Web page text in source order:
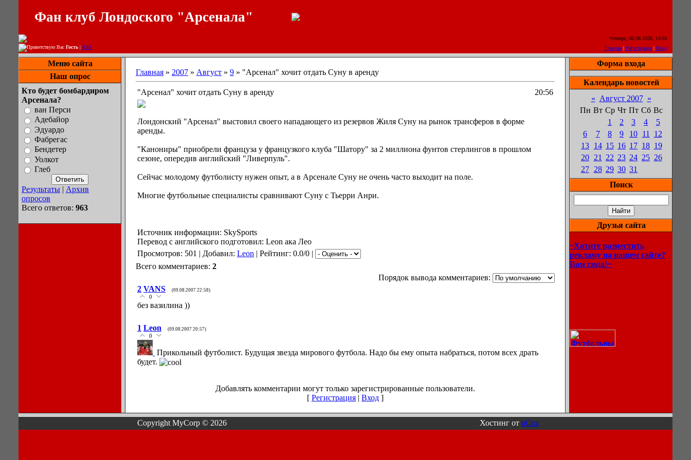
Фан клуб Лондоского "Арсенала"
Четверг, 06.08.2026, 14:01
Приветствую Вас Гость | RSS Главная | Регистрация | Вход
Меню сайта
Наш опрос
Кто будет бомбардиром
Арсенала?
ван Перси
Адебайор
Эдуардо
Фабрегас
Бендетер
Уолкот
Глеб
Результаты | Архив
опросов
Всего ответов: 963
Главная » 2007 » Август » 9 » "Арсенал" хочит отдать Суну в аренду
"Арсенал" хочит отдать Суну в аренду 20:56
Лондонский "Арсенал" выстовил своего нападающего из резервов Жиля Суну на рынок трансферов в форме
аренды.
"Канониры" приобрели француза у французкого клуба "Шатору" за 2 миллиона фунтов стерлингов в прошлом
сезоне, опередив английский "Ливерпуль".
Сейчас молодому футболисту нужен опыт, а в Арсенале Суну не очень часто выходит на поле.
Многие футбольные специалисты сравнивают Суну с Тьерри Анри.
Источник информации: SkySports
Перевод с английского подготовил: Leon ака Лео
Просмотров: 501 | Добавил: Leon | Рейтинг: 0.0/0 |
Всего комментариев: 2
Порядок вывода комментариев:
2 VANS (09.08.2007 22:58)
0
без вазилина ))
1 Leon (09.08.2007 20:57)
0
Прикольный футболист. Будущая звезда мирового футбола. Надо бы ему опыта набраться, потом всех драть
будет.
Добавлять комментарии могут только зарегистрированные пользователи.
[ Регистрация | Вход ]
Форма входа
Календарь новостей
« Август 2007 »
Пн Вт Ср Чт Пт Сб Вс
1
2 3 4
5
6
7 8 9 10 11
12
13 14 15 16 17 18 19
20 21 22 23 24 25 26
27 28 29 30 31
Поиск
Друзья сайта
~Хотите разместить
рекламу на нашем сайте?
Вам сюда!~
Copyright MyCorp © 2026 Хостинг от uCoz